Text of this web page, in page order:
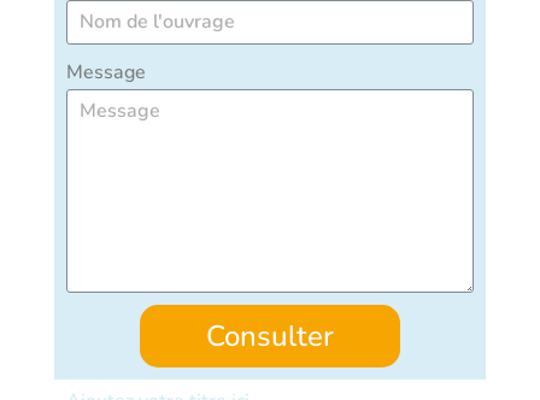
Message
Consulter